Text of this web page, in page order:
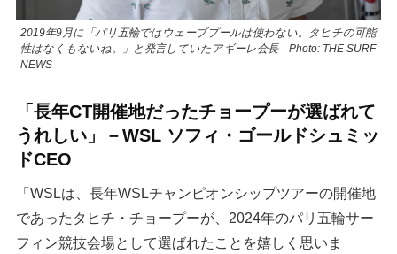
2019年9月に「パリ五輪ではウェーブプールは使わない。タヒチの可能
性はなくもないね。」と発言していたアギーレ会長 Photo: THE SURF
NEWS
「長年CT開催地だったチョープーが選ばれて
うれしい」－WSL ソフィ・ゴールドシュミッ
ドCEO
「WSLは、長年WSLチャンピオンシップツアーの開催地
であったタヒチ・チョープーが、2024年のパリ五輪サー
フィン競技会場として選ばれたことを嬉しく思いま